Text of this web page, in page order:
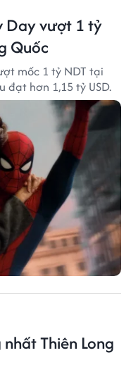
Day vượt 1 tỷ
Quốc
mốc 1 tỷ NDT tại
đạt hơn 1,15 tỷ USD.
Thiên Long